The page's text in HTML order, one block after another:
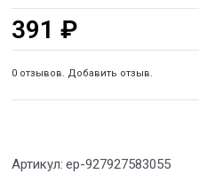
391 ₽
0 отзывов. Добавить отзыв.
Артикул: ep-927927583055